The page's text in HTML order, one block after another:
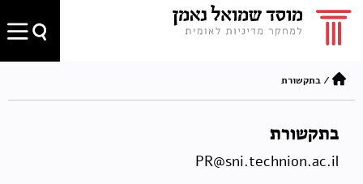
/בתקשורת
בתקשורת
PR@sni.technion.ac.il